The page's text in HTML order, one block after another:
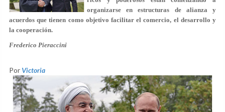
organizarse en estructuras de alianza y
acuerdos que tienen como objetivo facilitar el comercio, el desarrollo y
la cooperación.
Frederico Pieraccini
Por Victoria